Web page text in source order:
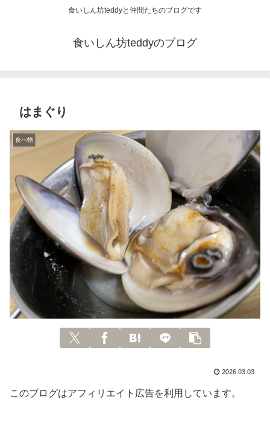
食いしん坊teddyと仲間たちのブログです
食いしん坊teddyのブログ
はまぐり
食べ物
2026.03.03
このブログはアフィリエイト広告を利用しています。